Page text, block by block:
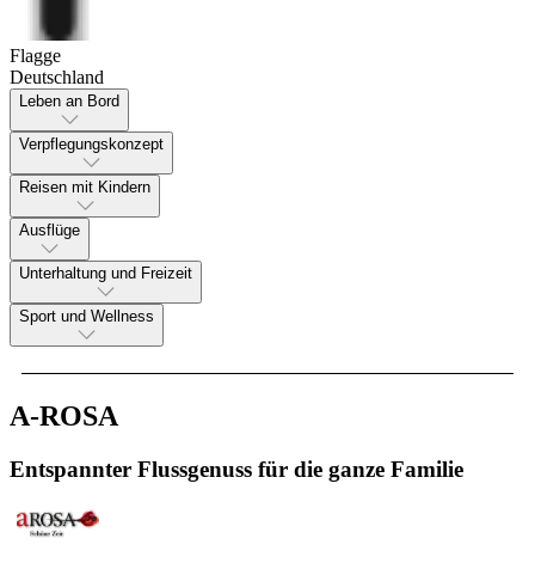
Flagge
Deutschland
Leben an Bord
Verpflegungskonzept
Reisen mit Kindern
Ausflüge
Unterhaltung und Freizeit
Sport und Wellness
A-ROSA
Entspannter Flussgenuss für die ganze Familie